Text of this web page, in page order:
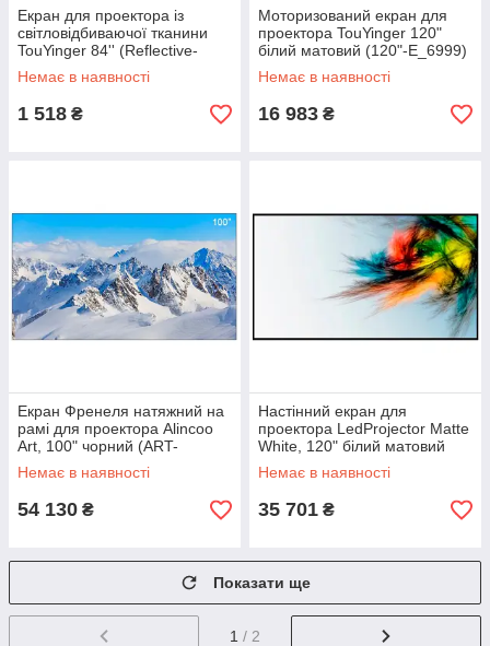
Екран для проектора із
світловідбиваючої тканини
TouYinger 84'' (Reflective-
Fabric-Screen-84''_699)
Немає в наявності
1 518 ₴
Моторизований екран для
проектора TouYinger 120"
білий матовий (120"-E_6999)
Немає в наявності
16 983 ₴
Екран Френеля натяжний на
рамі для проектора Alincoo
Art, 100" чорний (ART-
100_24199)
Немає в наявності
54 130 ₴
Настінний екран для
проектора LedProjector Matte
White, 120" білий матовий
(Matte-White-120"_10999)
Немає в наявності
35 701 ₴
Показати ще
1 / 2